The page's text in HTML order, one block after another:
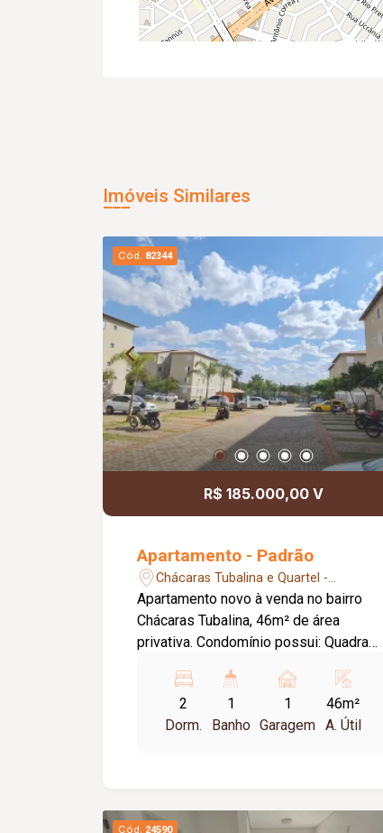
Imóveis Similares
Cód. 82344
R$ 185.000,00 V
Apartamento - Padrão
Chácaras Tubalina e Quartel -
Uberlândia/MG
Apartamento novo à venda no bairro
Chácaras Tubalina, 46m² de área
privativa. Condomínio possui: Quadra
Gourmet com churrasqueira.
Apartamento: 02 quartos; Sala em 02
ambientes; Cozinha com armário sob a
2
Dorm.
1
Banho
1
Garagem
46m²
A. Útil
Cód. 24590